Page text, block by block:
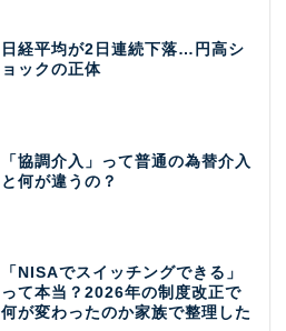
日経平均が2日連続下落…円高シ
ョックの正体
「協調介入」って普通の為替介入
と何が違うの？
「NISAでスイッチングできる」
って本当？2026年の制度改正で
何が変わったのか家族で整理した